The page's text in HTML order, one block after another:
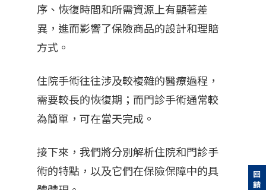
序、恢復時間和所需資源上有顯著差
異，進而影響了保險商品的設計和理賠
方式。
住院手術往往涉及較複雜的醫療過程，
需要較長的恢復期；而門診手術通常較
為簡單，可在當天完成。
接下來，我們將分別解析住院和門診手
術的特點，以及它們在保險保障中的具